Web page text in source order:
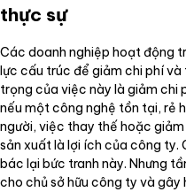
thực sự
Các doanh nghiệp hoạt động
lực cấu trúc để giảm chi phí
trọng của việc này là giảm chi
nếu một công nghệ tồn tại, rẻ
người, việc thay thế hoặc
sản xuất là lợi ích của công ty.
bác lại bức tranh này. Nhưng
cho chủ sở hữu công ty và